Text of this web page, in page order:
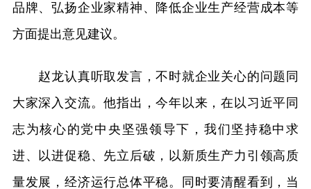
品牌、弘扬企业家精神、降低企业生产经营成本等
方面提出意见建议。
赵龙认真听取发言，不时就企业关心的问题同
大家深入交流。他指出，今年以来，在以习近平同
志为核心的党中央坚强领导下，我们坚持稳中求
进、以进促稳、先立后破，以新质生产力引领高质
量发展，经济运行总体平稳。同时要清醒看到，当